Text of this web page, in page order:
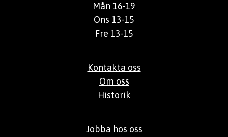
Mån 16-19
Ons 13-15
Fre 13-15
Kontakta oss
Om oss
Historik
Jobba hos oss